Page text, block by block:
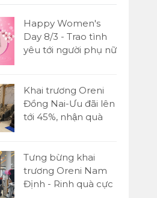
Happy Women's
Day 8/3 - Trao tình
yêu tới người phụ nữ
Khai trương Oreni
Đồng Nai-Ưu đãi lên
tới 45%, nhận quà
Tưng bừng khai
trương Oreni Nam
Định - Rinh quà cực